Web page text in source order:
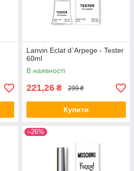
Lanvin Eclat d`Arpege - Tester
60ml
В наявності
221,26 ₴ 299 ₴
Купити
–26%